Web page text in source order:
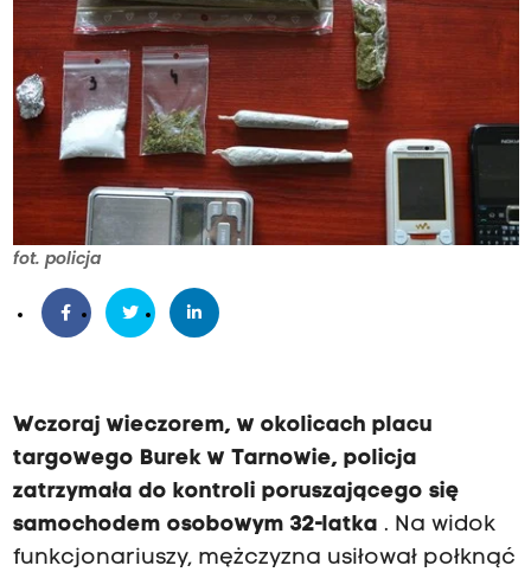
fot. policja
Wczoraj wieczorem, w okolicach placu
targowego Burek w Tarnowie, policja
zatrzymała do kontroli poruszającego się
samochodem osobowym 32-latka . Na widok
funkcjonariuszy, mężczyzna usiłował połknąć